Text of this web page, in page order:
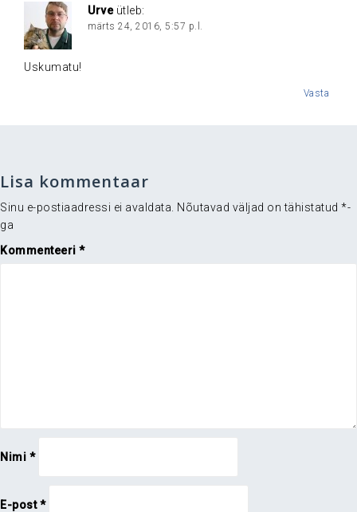
Urve ütleb:
märts 24, 2016, 5:57 p.l.
Uskumatu!
Vasta
Lisa kommentaar
Sinu e-postiaadressi ei avaldata. Nõutavad väljad on tähistatud *-
ga
Kommenteeri *
Nimi *
E-post*